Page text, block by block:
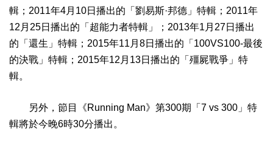
輯；2011年4月10日播出的「劉易斯·邦德」特輯；2011年
12月25日播出的「超能力者特輯」；2013年1月27日播出
的「還生」特輯；2015年11月8日播出的「100VS100-最後
的決戰」特輯；2015年12月13日播出的「殭屍戰爭」特
輯。
另外，節目《Running Man》第300期「7 vs 300」特
輯將於今晚6時30分播出。